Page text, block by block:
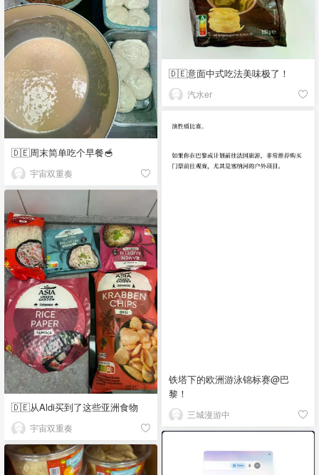
🇩🇪意面中式吃法美味极了！
汽水er
🇩🇪周末简单吃个早餐🥣
宇宙双重奏
铁塔下的欧洲游泳锦标赛@巴
黎！
三城漫游中
🇩🇪从Aldi买到了这些亚洲食物
宇宙双重奏